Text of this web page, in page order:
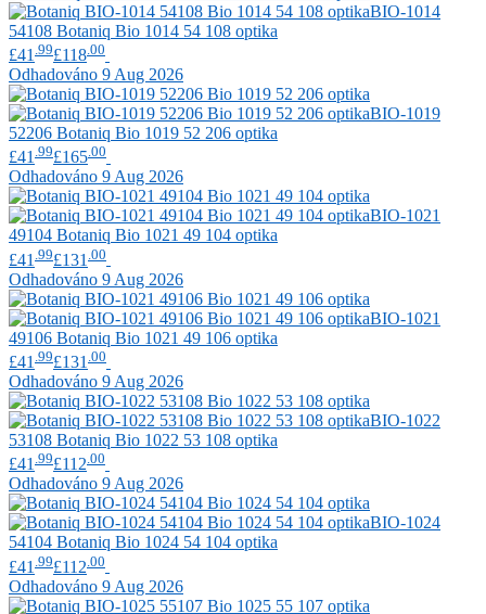
BIO-1014
54108 Botaniq Bio 1014 54 108 optika
£41 .99£118 .00
Odhadováno 9 Aug 2026
BIO-1019
52206 Botaniq Bio 1019 52 206 optika
£41.99£165.00
Odhadováno 9 Aug 2026
BIO-1021
49104 Botaniq Bio 1021 49 104 optika
£41 .99£131 .00
Odhadováno 9 Aug 2026
BIO-1021
49106 Botaniq Bio 1021 49 106 optika
£41 .99£131 .00
Odhadováno 9 Aug 2026
BIO-1022
53108 Botaniq Bio 1022 53 108 optika
£41.99£112.00
Odhadováno 9 Aug 2026
BIO-1024
54104 Botaniq Bio 1024 54 104 optika
£41 .99£112 .00
Odhadováno 9 Aug 2026